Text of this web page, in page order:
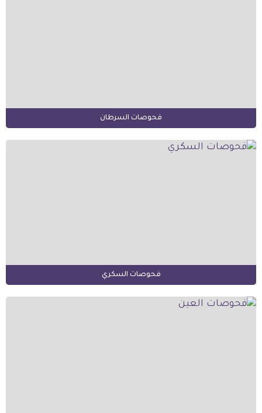
فحوصات السرطان
فحوصات السكري